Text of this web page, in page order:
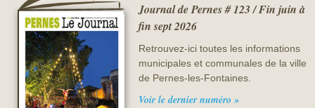
Journal de Pernes # 123 / Fin juin à
fin sept 2026
Retrouvez-ici toutes les informations
municipales et communales de la ville
de Pernes-les-Fontaines.
Voir le dernier numéro »